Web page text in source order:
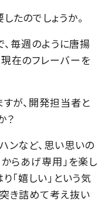
たのでしょうか。
毎週のように唐揚
在のフレーバーを
が、開発担当者と
？
ンなど、思い思いの
らあげ専用」を楽し
「嬉しい」という気
き詰めて考え抜い